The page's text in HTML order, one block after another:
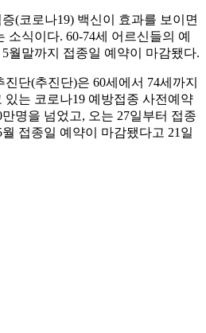
(코로나19) 백신이 효과를 보이면
소식이다. 60-74세 어르신들의 예
월말까지 접종일 예약이 마감됐다.
단(추진단)은 60세에서 74세까지
는 코로나19 예방접종 사전예약
명을 넘었고, 오는 27일부터 접종
접종일 예약이 마감됐다고 21일